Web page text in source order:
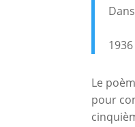
1936
Le
pour